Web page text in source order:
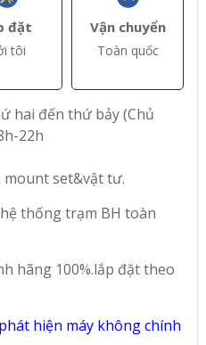
đặt
tôi
Vận chuyển
Toàn quốc
hai đến thứ bảy (Chủ
22h
set&vật tư.
thống trạm BH toàn
hãng 100%.lắp đặt theo
hiện máy không chính